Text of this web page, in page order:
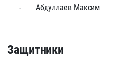
- Абдуллаев Максим
Защитники